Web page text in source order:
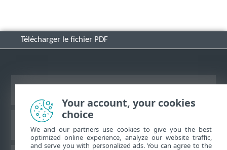
Télécharger le fichier PDF
Base de connaissances ESET
Your account, your cookies
choice
We and our partners use cookies to give you the best
optimized online experience, analyze our website traffic,
and serve you with personalized ads. You can agree to the